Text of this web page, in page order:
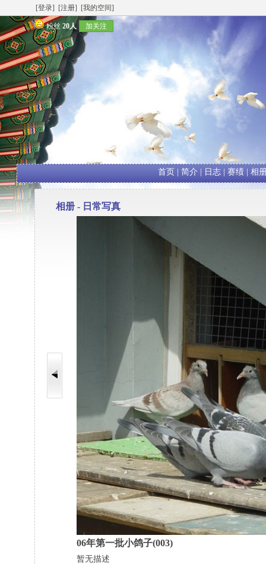
[登录] [注册] [我的空间]
粉丝 20人 加关注
首页 简介 日志| 赛绩| 相
相册 - 日常写真
06年第一批小鸽子(003)
暂无描述